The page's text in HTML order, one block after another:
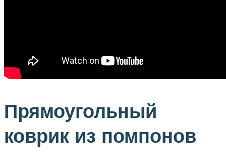
Прямоугольный
коврик из помпонов